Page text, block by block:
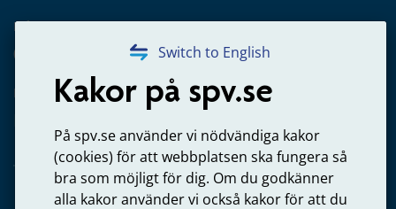
Switch to English
Kakor på spv.se
På spv.se använder vi nödvändiga kakor
(cookies) för att webbplatsen ska fungera så
bra som möjligt för dig. Om du godkänner
alla kakor använder vi också kakor för att du
Frågor om utbetalning
020-65 00 65
Kontakta oss